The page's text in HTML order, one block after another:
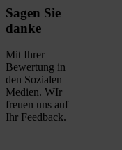
Sagen Sie
danke
Mit Ihrer
Bewertung in
den Sozialen
Medien. WIr
freuen uns auf
Ihr Feedback.